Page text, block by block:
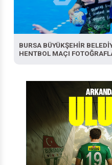
BURSA BÜYÜKŞEHİR
HENTBOL MAÇI